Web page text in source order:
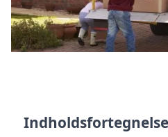
Indholdsfortegnelse